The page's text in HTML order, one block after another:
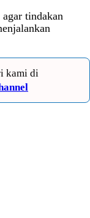
tindakan
kami di